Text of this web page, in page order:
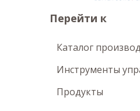
Перейти к
Каталог
Инструменты
Продукты